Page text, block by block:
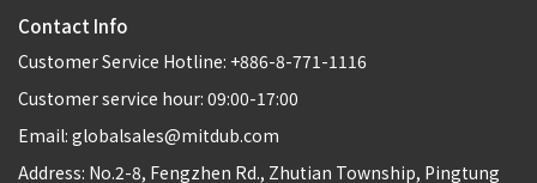
Contact Info
Customer Service Hotline: +886-8-771-1116
Customer service hour: 09:00-17:00
Email: globalsales@mitdub.com
Address: No.2-8, Fengzhen Rd., Zhutian Township, Pingtung